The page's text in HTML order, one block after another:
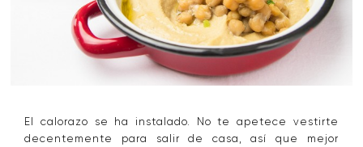
El calorazo se ha instalado. No te apetece vestirte
decentemente para salir de casa, así que mejor